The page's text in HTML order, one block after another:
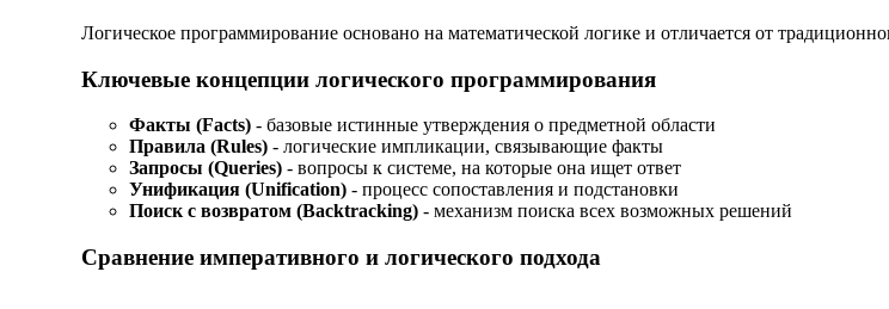
Логическое программирование основано на математической логике и отличается от
Ключевые концепции логического программирования
Факты (Facts) - базовые истинные утверждения о предметной области
Правила (Rules) - логические импликации, связывающие факты
Запросы (Queries) - вопросы к системе, на которые она ищет ответ
Унификация (Unification) - процесс сопоставления и подстановки
Поиск с возвратом (Backtracking) - механизм поиска всех возможных решений
Сравнение императивного и логического подхода